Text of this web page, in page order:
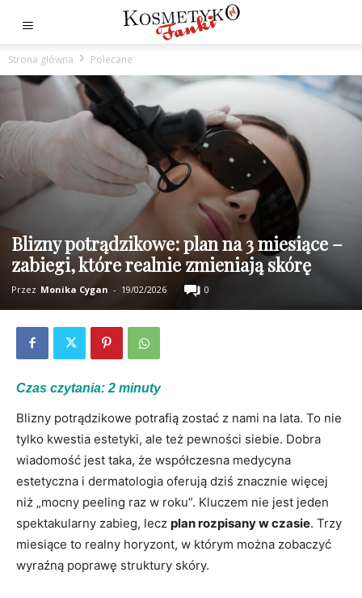
Strona główna Polecane
Blizny potrądzikowe: plan na 3 miesiące –
zabiegi, które realnie zmieniają skórę
Przez Monika Cygan - 19/02/2026 0
Czas czytania: 2 minuty
Blizny potrądzikowe potrafią zostać z nami na lata. To nie
tylko kwestia estetyki, ale też pewności siebie. Dobra
wiadomość jest taka, że współczesna medycyna
estetyczna i dermatologia oferują dziś znacznie więcej
niż „mocny peeling raz w roku”. Kluczem nie jest jeden
spektakularny zabieg, lecz plan rozpisany w czasie. Trzy
miesiące to realny horyzont, w którym można zobaczyć
wyraźną poprawę struktury skóry.